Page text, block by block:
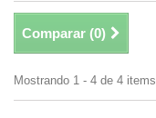
Comparar (0)
Mostrando 1 - 4 de 4 items